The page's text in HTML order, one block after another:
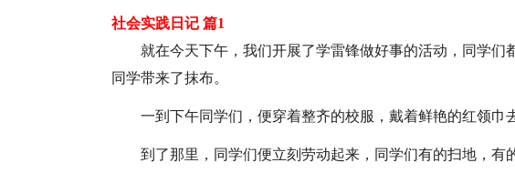
社会实践日记 篇1
就在今天下午，我们开展了学雷锋做好事的活动，同学们
同学带来了抹布。
一到下午同学们，便穿着整齐的校服，戴着鲜艳的红领巾
到了那里，同学们便立刻劳动起来，同学们有的扫地，有